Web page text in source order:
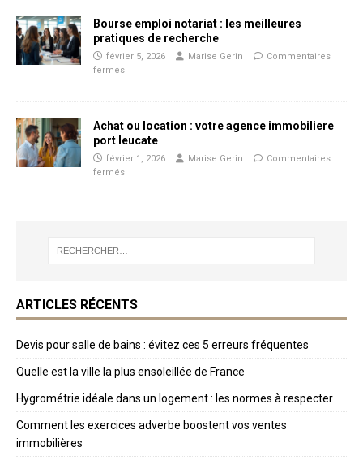
Bourse emploi notariat : les meilleures
pratiques de recherche
février 5, 2026 Marise Gerin
Commentaires
fermés
Achat ou location : votre agence immobiliere
port leucate
février 1, 2026 Marise Gerin
Commentaires
fermés
ARTICLES RÉCENTS
Devis pour salle de bains : évitez ces 5 erreurs fréquentes
Quelle est la ville la plus ensoleillée de France
Hygrométrie idéale dans un logement : les normes à respecter
Comment les exercices adverbe boostent vos ventes
immobilières